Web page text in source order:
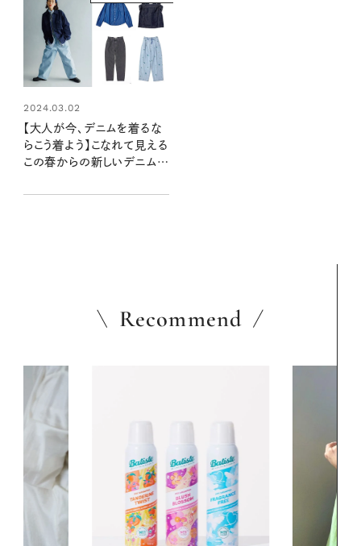
2024.03.02
【大人が今、デニムを着るな
らこう着よう】こなれて見える
この春からの新しいデニムス
Recommend